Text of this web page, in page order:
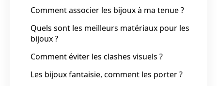
Comment associer les bijoux à ma tenue ?
Quels sont les meilleurs matériaux pour les
bijoux ?
Comment éviter les clashes visuels ?
Les bijoux fantaisie, comment les porter ?